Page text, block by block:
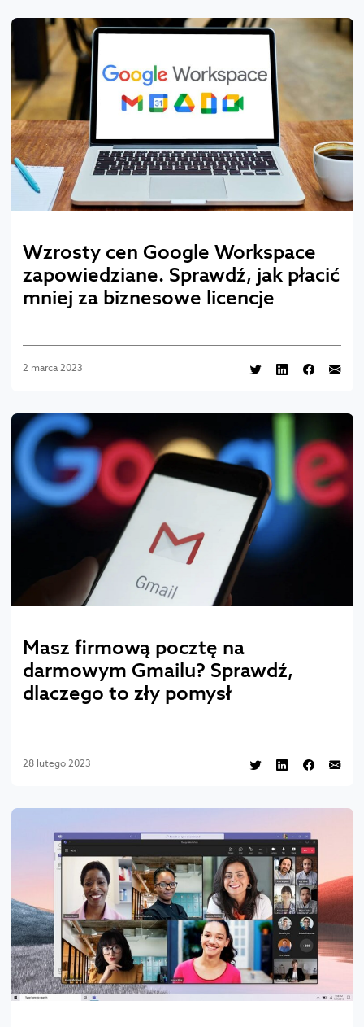
Wzrosty cen Google Workspace
zapowiedziane. Sprawdź, jak płacić
mniej za biznesowe licencje
2 marca 2023
Masz firmową pocztę na
darmowym Gmailu? Sprawdź,
dlaczego to zły pomysł
28 lutego 2023